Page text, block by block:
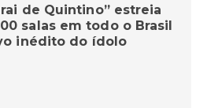
de Quintino” estreia
salas em todo o Brasil
inédito do ídolo